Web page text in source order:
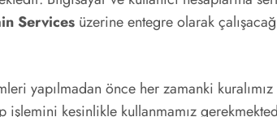
Services üzerine entegre olarak
yapılmadan önce her zamanki
kesinlikle kullanmamız